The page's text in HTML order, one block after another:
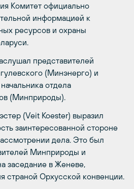
Комитет официально
информацией к
ресурсов и охраны
представителей
(Минэнерго) и
отдела
(Минприроды).
(Veit Koester) выразил
заинтересованной стороне
дела. Это был
Минприроды и
заседание в Женеве,
страной Орхусской конвенции.